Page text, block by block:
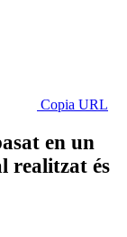
Copia URL
en un
realitzat és